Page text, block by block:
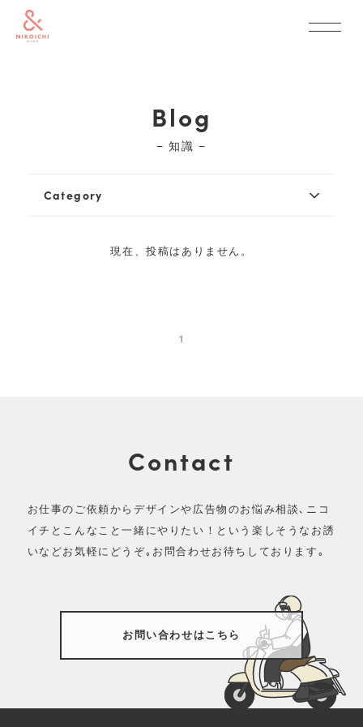
Blog
− 知識 −
Category
現在、投稿はありません。
1
Contact
お仕事のご依頼からデザインや広告物のお悩み相談､ニコ
イチとこんなこと一緒にやりたい！という 楽しそうなお誘
いなどお気軽にどうぞ｡お問合わせお待ちしております｡
お問い合わせはこちら